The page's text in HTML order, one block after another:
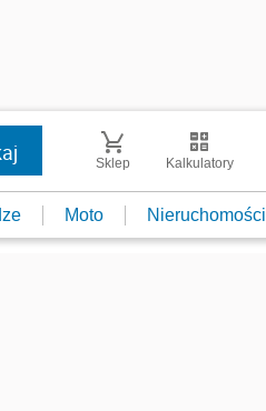
Sklep Kalkulatory
Moto Nieruchomości